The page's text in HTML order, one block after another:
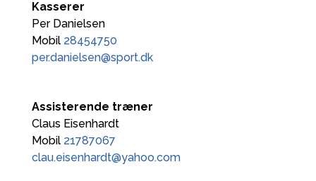
Kasserer
Per Danielsen
Mobil 28454750
per.danielsen@sport.dk
Assisterende træner
Claus Eisenhardt
Mobil 21787067
clau.eisenhardt@yahoo.com